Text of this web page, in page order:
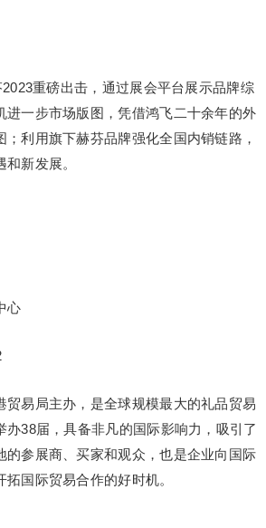
重磅出击，通过展会平台展示品牌综
进一步市场版图，凭借鸿飞二十余年的外
；利用旗下赫芬品牌强化全国内销链路，
新发展。
心
贸易局主办，是全球规模最大的礼品贸易
办38届，具备非凡的国际影响力，吸引了
的参展商、买家和观众，也是企业向国际
国际贸易合作的好时机。